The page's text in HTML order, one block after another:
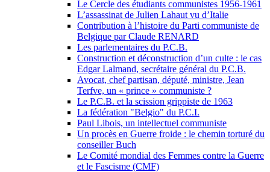
Le Cercle des étudiants communistes 1956-1961
L’assassinat de Julien Lahaut vu d’Italie
Contribution à l’histoire du Parti communiste de
Belgique par Claude RENARD
Les parlementaires du P.C.B.
Construction et déconstruction d’un culte : le cas
Edgar Lalmand, secrétaire général du P.C.B.
Avocat, chef partisan, député, ministre, Jean
Terfve, un « prince » communiste ?
Le P.C.B. et la scission grippiste de 1963
La fédération "Belgio" du P.C.I.
Paul Libois, un intellectuel communiste
Un procès en Guerre froide : le chemin torturé du
conseiller Buch
Le Comité mondial des Femmes contre la Guerre
et le Fascisme (CMF)